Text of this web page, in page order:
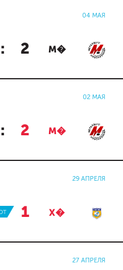
04 МАЯ
: 2 М�
02 МАЯ
: 2 М�
29 АПРЕЛЯ
: 1 Х�
27 АПРЕЛЯ